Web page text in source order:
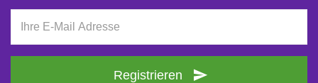
Registrieren